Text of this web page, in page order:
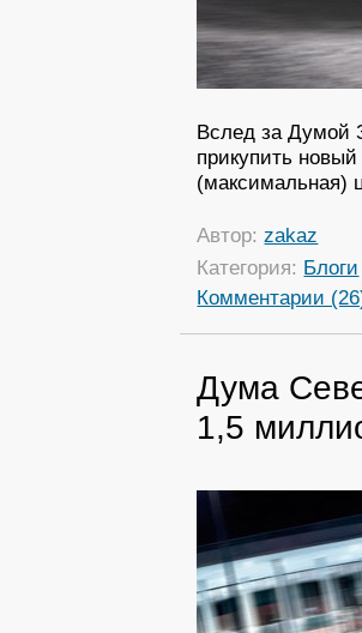
Вслед за Думой
прикупить
(максимальная)
Автор:zakaz
Категория: Блоги
Комментарии
Дума
1,5